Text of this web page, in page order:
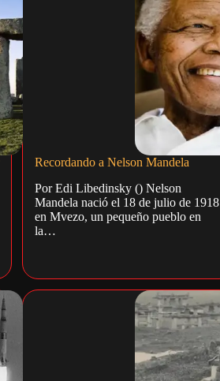
Recordando a Nelson Mandela
Por Edi Libedinsky () Nelson
Mandela nació el 18 de julio de 1918
en Mvezo, un pequeño pueblo en
la…